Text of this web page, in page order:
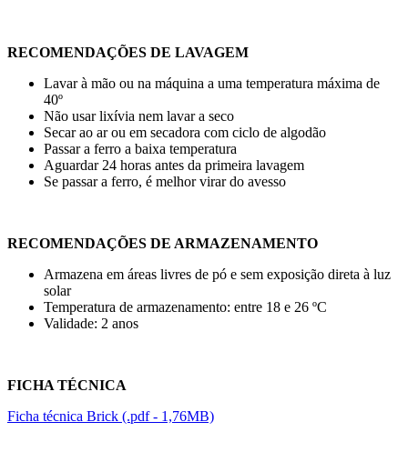
RECOMENDAÇÕES DE LAVAGEM
Lavar à mão ou na máquina a uma temperatura máxima de
40º
Não usar lixívia nem lavar a seco
Secar ao ar ou em secadora com ciclo de algodão
Passar a ferro a baixa temperatura
Aguardar 24 horas antes da primeira lavagem
Se passar a ferro, é melhor virar do avesso
RECOMENDAÇÕES DE ARMAZENAMENTO
Armazena em áreas livres de pó e sem exposição direta à luz
solar
Temperatura de armazenamento: entre 18 e 26 ºC
Validade: 2 anos
FICHA TÉCNICA
Ficha técnica Brick (.pdf - 1,76MB)